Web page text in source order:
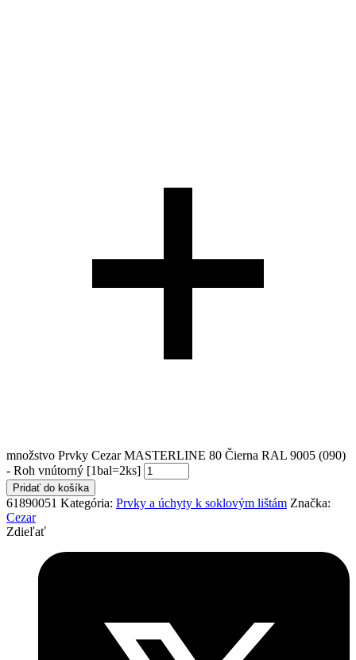
množstvo Prvky Cezar MASTERLINE 80 Čierna RAL 9005 (090)
- Roh vnútorný [1bal=2ks]
Pridať do košíka
61890051 Kategória: Prvky a úchyty k soklovým lištám Značka:
Cezar
Zdieľať